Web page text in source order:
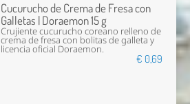
Cucurucho de Crema de Fresa con
Galletas | Doraemon 15 g
Crujiente cucurucho coreano relleno de
crema de fresa con bolitas de galleta y
licencia oficial Doraemon.
€ 0,69